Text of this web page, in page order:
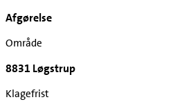
Afgørelse
Område
8831 Løgstrup
Klagefrist